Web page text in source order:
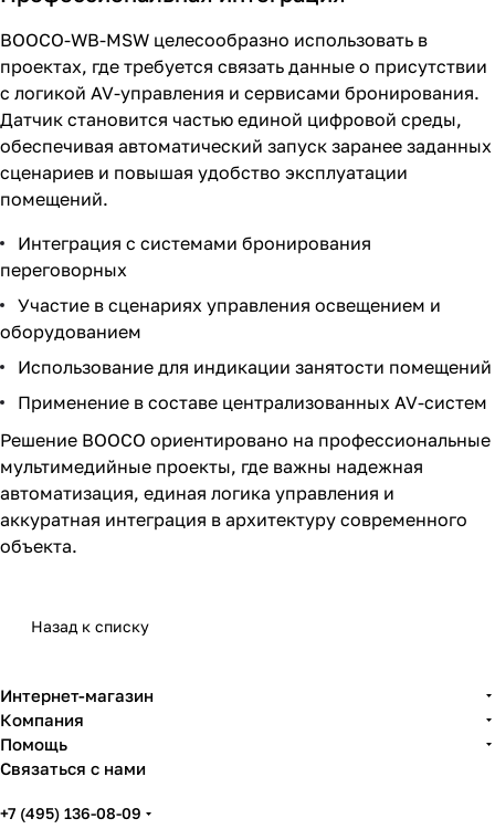
BOOCO-WB-MSW целесообразно использовать в
проектах, где требуется связать данные о присутствии
с логикой AV-управления и сервисами бронирования.
Датчик становится частью единой цифровой среды,
обеспечивая автоматический запуск заранее заданных
сценариев и повышая удобство эксплуатации
помещений.
Интеграция с системами бронирования
переговорных
Участие в сценариях управления освещением и
оборудованием
Использование для индикации занятости помещений
Применение в составе централизованных AV-систем
Решение BOOCO ориентировано на профессиональные
мультимедийные проекты, где важны надежная
автоматизация, единая логика управления и
аккуратная интеграция в архитектуру современного
объекта.
Назад к списку
Интернет-магазин
Компания
Помощь
Связаться с нами
+7 (495) 136-08-09